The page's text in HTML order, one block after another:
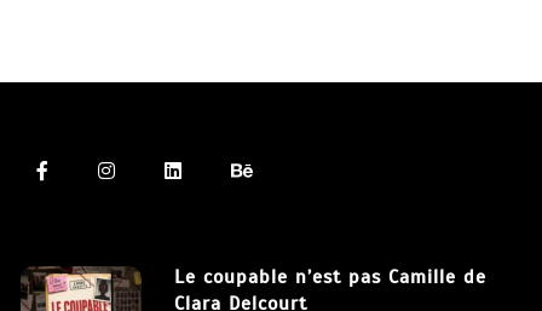
Le coupable n’est pas Camille de
Clara Delcourt